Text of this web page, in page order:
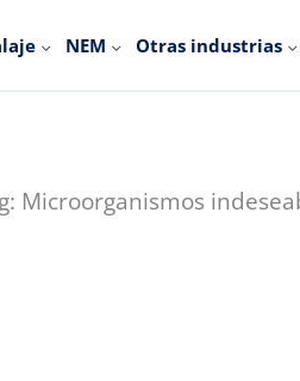
NEM Otras industrias
Microorganismos